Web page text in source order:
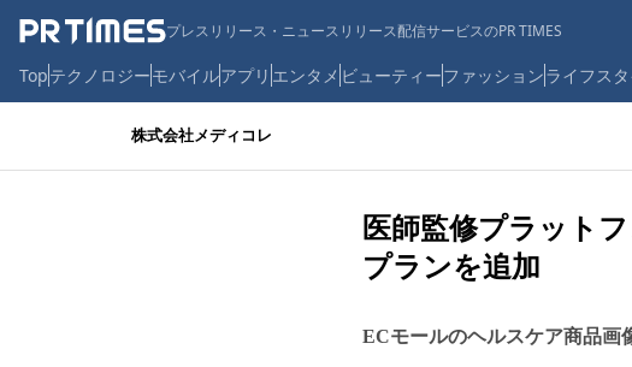
プレスリリース・ニュースリリース配信サービスのPR TIMES
Topテクノロジーモバイルアプリ エンタメ ビューティーファッションライフス
株式会社メディコレ
医師監修プラット
プランを追加
ECモールのヘルスケア商品画